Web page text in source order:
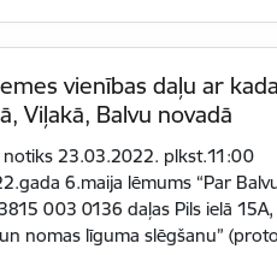
vienības daļu ar
Viļakā, Balvu novadā
23.03.2022. plkst.11:00
6.maija lēmums “Par
003 0136 daļas Pils ielā
nomas līguma slēgšanu”